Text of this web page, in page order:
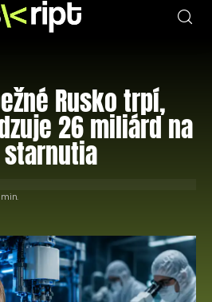
Rusko trpí,
26 miliárd na